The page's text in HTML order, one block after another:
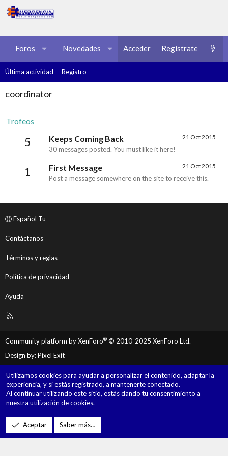
Foros Novedades Multimedia Recursos
Acceder Regístrate
Última actividad Registro
coordinator
Trofeos
5 21 Oct 2015
Keeps Coming Back
30 messages posted. You must like it here!
1 21 Oct 2015
First Message
Post a message somewhere on the site to receive this.
Español Tu
Contáctanos
Términos y reglas
Política de privacidad
Ayuda
R
Community platform by XenForo® © 2010-2025 XenForo Ltd.
Design by:Pixel Exit
Utilizamos cookies para ayudar a personalizar el contenido, adaptar la
experiencia, y si estás registrado, a mantenerte conectado.
Al continuar utilizando este sitio, estás dando tu consentimiento a
nuestra utilización de cookies.
Aceptar Saber más…